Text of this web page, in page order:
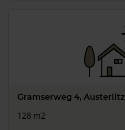
Gramserweg 4, Austerlitz
128 m2